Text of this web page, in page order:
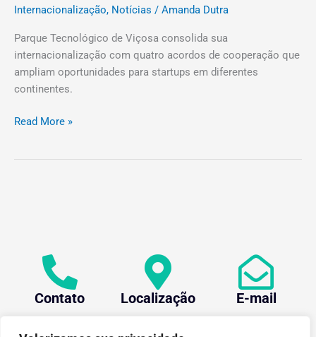
Internacionalização, Notícias / Amanda Dutra
Parque Tecnológico de Viçosa consolida sua
internacionalização com quatro acordos de cooperação que
ampliam oportunidades para startups em diferentes
continentes.
Read More »
Contato Localização
Castro, 6000 Novo
E-mail